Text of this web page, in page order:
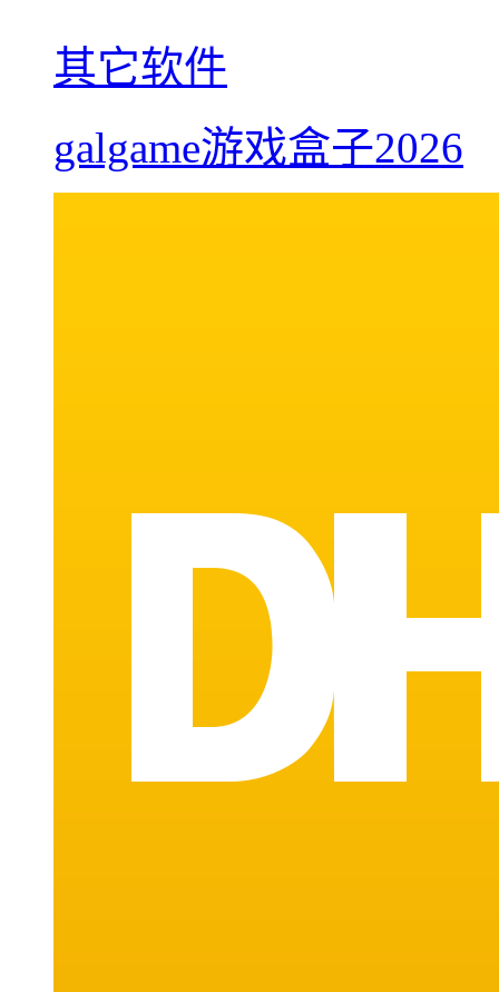
其它软件
galgame游戏盒子2026